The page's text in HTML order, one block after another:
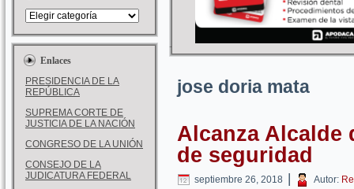
Enlaces
PRESIDENCIA DE LA
REPÚBLICA
SUPREMA CORTE DE
JUSTICIA DE LA NACIÓN
CONGRESO DE LA UNIÓN
CONSEJO DE LA
JUDICATURA FEDERAL
jose doria mata
Alcanza Alcalde
de seguridad
septiembre 26, 2018 | Autor: